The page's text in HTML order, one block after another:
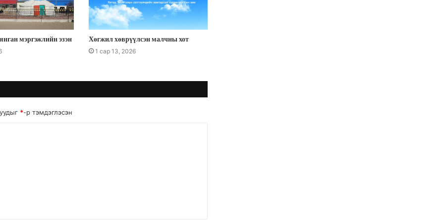
мэргэжлийн эзэн Хөгжил хөврүүлсэн малчны хот
1 сар 13, 2026
*-р тэмдэглэсэн